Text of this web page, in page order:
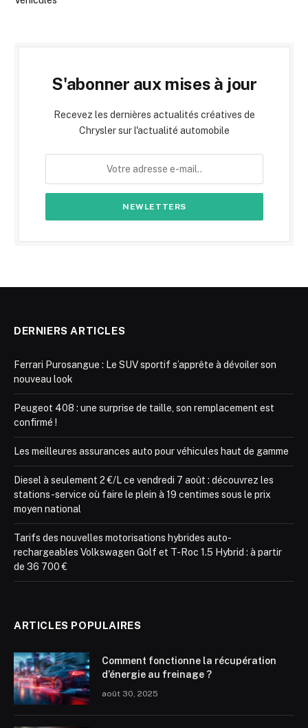
S'abonner aux mises à jour
Recevez les dernières actualités créatives de
Chrysler sur l'actualité automobile
DERNIERS ARTICLES
Ferrari Purosangue : Le SUV sportif s’apprête à dévoiler son
nouveau look
Peugeot 408 : une surprise de taille, son remplacement est
confirmé !
Les meilleures assurances auto pour véhicules haut de gamme
Diesel à seulement 2 €/L ce vendredi 7 août : découvrez les
stations-service où faire le plein à 19 centimes sous le prix
moyen national
Tarifs des nouvelles motorisations hybrides auto-
rechargeables Volkswagen Golf et T-Roc 1.5 Hybrid : à partir
de 36 700 €
ARTICLES POPULAIRES
Comment fonctionne la récupération
d’énergie au freinage ?
août 30, 2025